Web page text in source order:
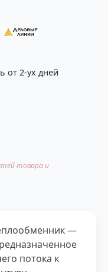
от 2-ух дней
товара и
—
потока к